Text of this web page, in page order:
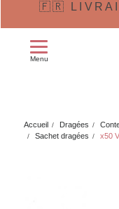
🇫🇷
Menu
Accueil Dragées
Sachet dragées
x50